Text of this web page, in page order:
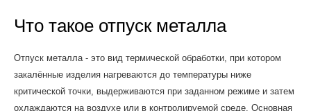
Что такое отпуск металла
Отпуск металла - это вид термической обработки, при котором
закалённые изделия нагреваются до температуры ниже
критической точки, выдерживаются при заданном режиме и затем
охлаждаются на воздухе или в контролируемой среде. Основная